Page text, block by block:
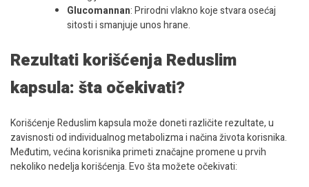
Glucomannan: Prirodni vlakno koje stvara osećaj
sitosti i smanjuje unos hrane.
Rezultati korišćenja Reduslim
kapsula: šta očekivati?
Korišćenje Reduslim kapsula može doneti različite rezultate, u
zavisnosti od individualnog metabolizma i načina života korisnika.
Međutim, većina korisnika primeti značajne promene u prvih
nekoliko nedelja korišćenja. Evo šta možete očekivati: